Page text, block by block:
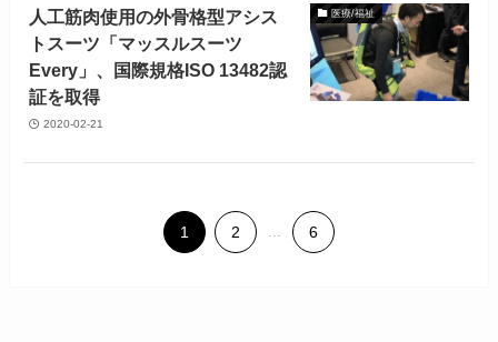
医療/福祉
人工筋肉使用の外骨格型アシス
トスーツ「マッスルスーツ
Every」、国際規格ISO 13482認
証を取得
2020-02-21
1 2 6